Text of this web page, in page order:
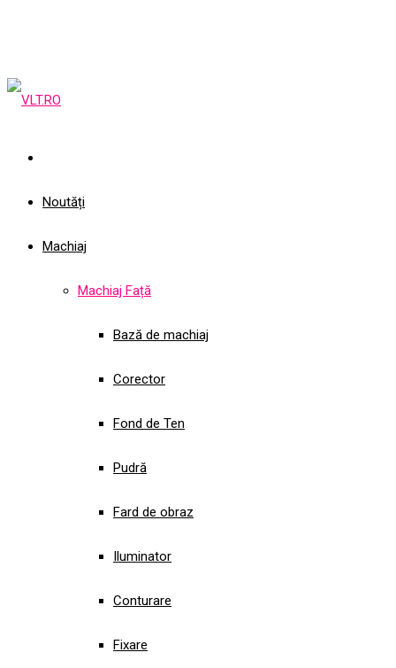
Noutăți
Machiaj
Machiaj Față
Bază de machiaj
Corector
Fond de Ten
Pudră
Fard de obraz
Iluminator
Conturare
Fixare